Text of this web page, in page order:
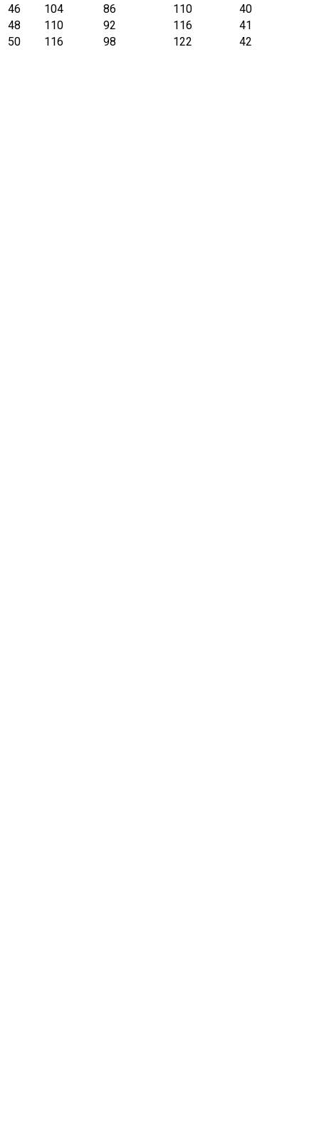
46
104 86 110 40
48
110 92 116 41
50
116 98 122 42